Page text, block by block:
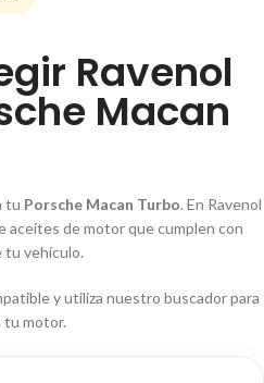
Ravenol
Macan
tu Porsche Macan Turbo. En Ravenol
aceites de motor que cumplen con
tu vehículo.
y utiliza nuestro buscador para
tu motor.